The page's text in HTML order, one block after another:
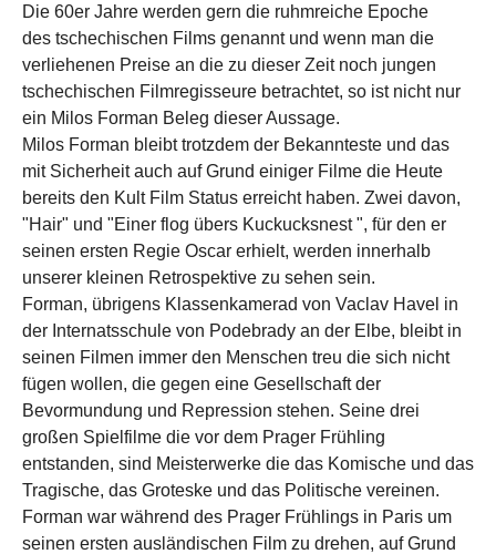
Die 60er Jahre werden gern die ruhmreiche Epoche
des tschechischen Films genannt und wenn man die
verliehenen Preise an die zu dieser Zeit noch jungen
tschechischen Filmregisseure betrachtet, so ist nicht nur
ein Milos Forman Beleg dieser Aussage.
Milos Forman bleibt trotzdem der Bekannteste und das
mit Sicherheit auch auf Grund einiger Filme die Heute
bereits den Kult Film Status erreicht haben. Zwei davon,
"Hair" und "Einer flog übers Kuckucksnest ", für den er
seinen ersten Regie Oscar erhielt, werden innerhalb
unserer kleinen Retrospektive zu sehen sein.
Forman, übrigens Klassenkamerad von Vaclav Havel in
der Internatsschule von Podebrady an der Elbe, bleibt in
seinen Filmen immer den Menschen treu die sich nicht
fügen wollen, die gegen eine Gesellschaft der
Bevormundung und Repression stehen. Seine drei
großen Spielfilme die vor dem Prager Frühling
entstanden, sind Meisterwerke die das Komische und das
Tragische, das Groteske und das Politische vereinen.
Forman war während des Prager Frühlings in Paris um
seinen ersten ausländischen Film zu drehen, auf Grund